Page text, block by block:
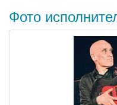
Фото